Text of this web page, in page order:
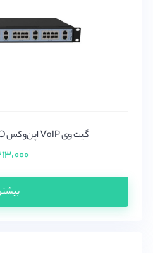
گیت وی VoIP اپن‌وکس OpenVox MAG2000-16O